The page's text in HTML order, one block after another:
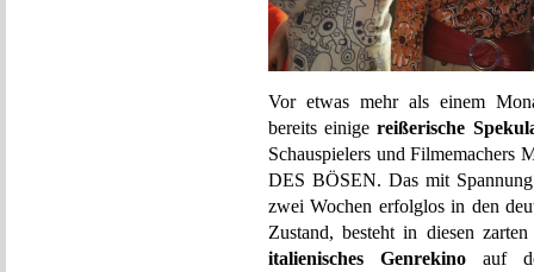
Vor etwas mehr als einem
bereits einigereißerische
Schauspielers und Filmemachers
DES BÖSEN. Das mit
zwei Wochen erfolglos in den
Zustand, besteht in diesen
italienisches Genrekinoauf